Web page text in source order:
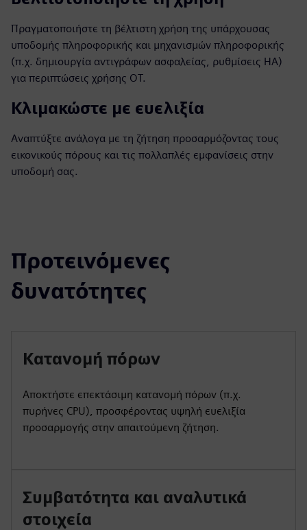
Πραγματοποιήστε τη βέλτιστη χρήση της υπάρχουσας
υποδομής πληροφορικής και μηχανισμών πληροφορικής
(π.χ. δημιουργία αντιγράφων ασφαλείας, ρυθμίσεις HA)
για περιπτώσεις χρήσης OT.
Κλιμακώστε με ευελιξία
Αναπτύξτε ανάλογα με τη ζήτηση προσαρμόζοντας τους
εικονικούς πόρους και τις πολλαπλές εμφανίσεις στην
υποδομή σας.
Προτεινόμενες
δυνατότητες
Κατανομή πόρων
Αποκτήστε επεκτάσιμη κατανομή πόρων (π.χ.
πυρήνες CPU), προσφέροντας υψηλή ευελιξία
προσαρμογής στην απαιτούμενη ζήτηση.
Συμβατότητα και αναλυτικά
στοιχεία